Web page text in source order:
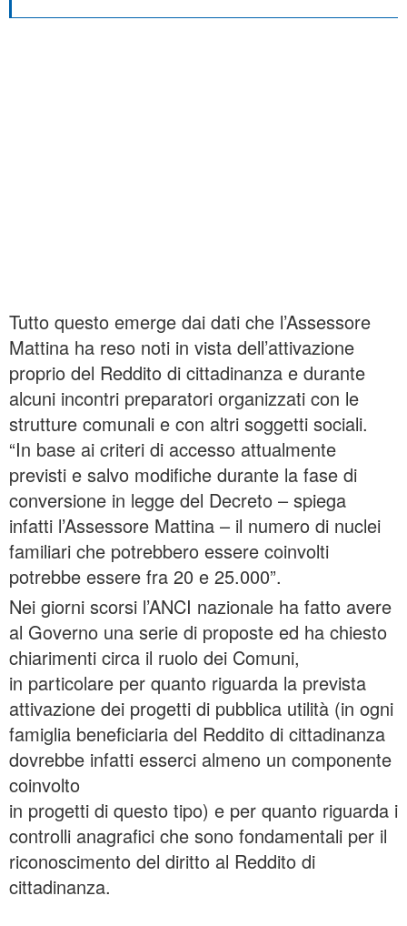
Tutto questo emerge dai dati che l’Assessore
Mattina ha reso noti in vista dell’attivazione
proprio del Reddito di cittadinanza e durante
alcuni incontri preparatori organizzati con le
strutture comunali e con altri soggetti sociali.
“In base ai criteri di accesso attualmente
previsti e salvo modifiche durante la fase di
conversione in legge del Decreto – spiega
infatti l’Assessore Mattina – il numero di nuclei
familiari che potrebbero essere coinvolti
potrebbe essere fra 20 e 25.000”.
Nei giorni scorsi l’ANCI nazionale ha fatto avere
al Governo una serie di proposte ed ha chiesto
chiarimenti circa il ruolo dei Comuni,
in particolare per quanto riguarda la prevista
attivazione dei progetti di pubblica utilità (in ogni
famiglia beneficiaria del Reddito di cittadinanza
dovrebbe infatti esserci almeno un componente
coinvolto
in progetti di questo tipo) e per quanto riguarda i
controlli anagrafici che sono fondamentali per il
riconoscimento del diritto al Reddito di
cittadinanza.